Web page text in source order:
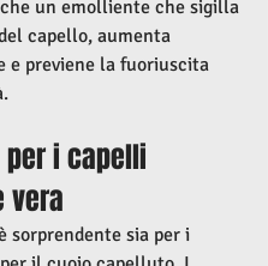
un emolliente che sigilla
capello, aumenta
e previene la fuoriuscita
i capelli
vera
sorprendente sia per i